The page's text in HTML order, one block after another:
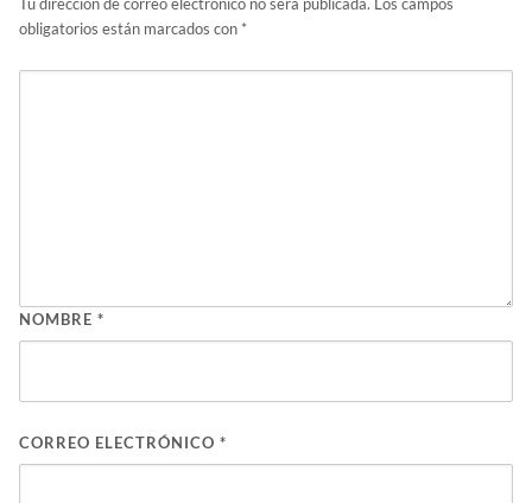
Tu dirección de correo electrónico no será publicada. Los campos
obligatorios están marcados con *
NOMBRE *
CORREO ELECTRÓNICO *